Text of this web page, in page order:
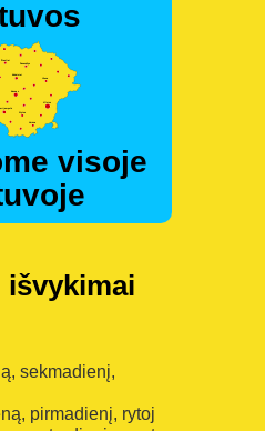
visoje
sekmadienį,
pirmadienį, rytoj